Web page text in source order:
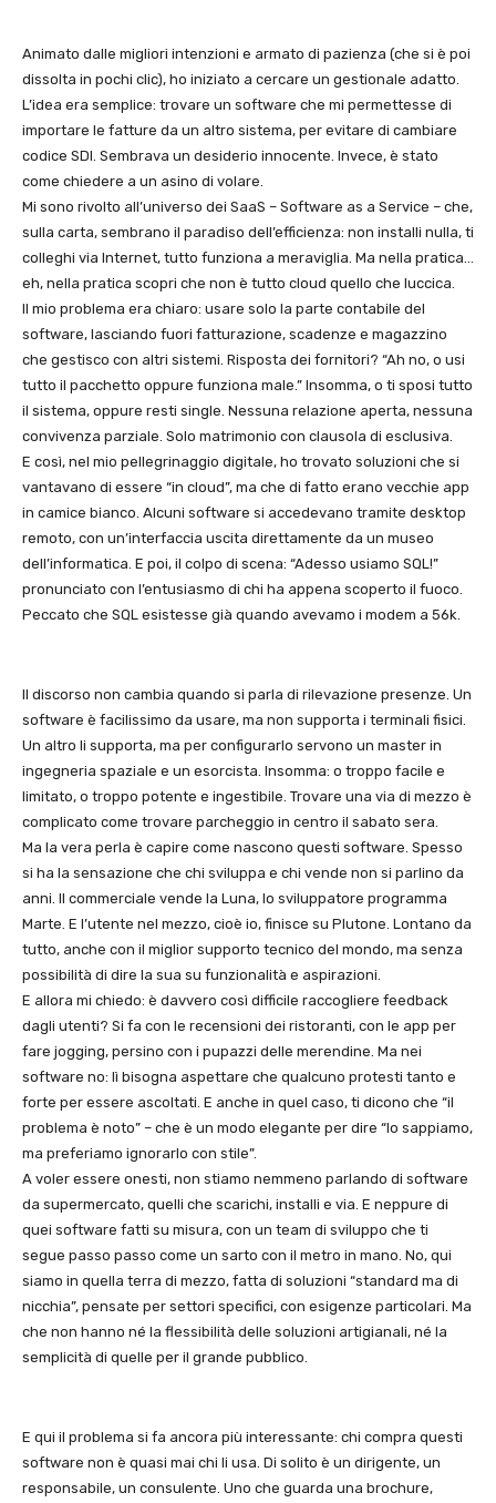
Animato dalle migliori intenzioni e armato di pazienza (che si è poi
dissolta in pochi clic), ho iniziato a cercare un gestionale adatto.
L’idea era semplice: trovare un software che mi permettesse di
importare le fatture da un altro sistema, per evitare di cambiare
codice SDI. Sembrava un desiderio innocente. Invece, è stato
come chiedere a un asino di volare.
Mi sono rivolto all’universo dei SaaS – Software as a Service – che,
sulla carta, sembrano il paradiso dell’efficienza: non installi nulla, ti
colleghi via Internet, tutto funziona a meraviglia. Ma nella pratica…
eh, nella pratica scopri che non è tutto cloud quello che luccica.
Il mio problema era chiaro: usare solo la parte contabile del
software, lasciando fuori fatturazione, scadenze e magazzino
che gestisco con altri sistemi. Risposta dei fornitori? “Ah no, o usi
tutto il pacchetto oppure funziona male.” Insomma, o ti sposi tutto
il sistema, oppure resti single. Nessuna relazione aperta, nessuna
convivenza parziale. Solo matrimonio con clausola di esclusiva.
E così, nel mio pellegrinaggio digitale, ho trovato soluzioni che si
vantavano di essere “in cloud”, ma che di fatto erano vecchie app
in camice bianco. Alcuni software si accedevano tramite desktop
remoto, con un’interfaccia uscita direttamente da un museo
dell’informatica. E poi, il colpo di scena: “Adesso usiamo SQL!”
pronunciato con l’entusiasmo di chi ha appena scoperto il fuoco.
Peccato che SQL esistesse già quando avevamo i modem a 56k.
Il discorso non cambia quando si parla di rilevazione presenze. Un
software è facilissimo da usare, ma non supporta i terminali fisici.
Un altro li supporta, ma per configurarlo servono un master in
ingegneria spaziale e un esorcista. Insomma: o troppo facile e
limitato, o troppo potente e ingestibile. Trovare una via di mezzo è
complicato come trovare parcheggio in centro il sabato sera.
Ma la vera perla è capire come nascono questi software. Spesso
si ha la sensazione che chi sviluppa e chi vende non si parlino da
anni. Il commerciale vende la Luna, lo sviluppatore programma
Marte. E l’utente nel mezzo, cioè io, finisce su Plutone. Lontano da
tutto, anche con il miglior supporto tecnico del mondo, ma senza
possibilità di dire la sua su funzionalità e aspirazioni.
E allora mi chiedo: è davvero così difficile raccogliere feedback
dagli utenti? Si fa con le recensioni dei ristoranti, con le app per
fare jogging, persino con i pupazzi delle merendine. Ma nei
software no: lì bisogna aspettare che qualcuno protesti tanto e
forte per essere ascoltati. E anche in quel caso, ti dicono che “il
problema è noto” – che è un modo elegante per dire “lo sappiamo,
ma preferiamo ignorarlo con stile”.
A voler essere onesti, non stiamo nemmeno parlando di software
da supermercato, quelli che scarichi, installi e via. E neppure di
quei software fatti su misura, con un team di sviluppo che ti
segue passo passo come un sarto con il metro in mano. No, qui
siamo in quella terra di mezzo, fatta di soluzioni “standard ma di
nicchia”, pensate per settori specifici, con esigenze particolari. Ma
che non hanno né la flessibilità delle soluzioni artigianali, né la
semplicità di quelle per il grande pubblico.
E qui il problema si fa ancora più interessante: chi compra questi
software non è quasi mai chi li usa. Di solito è un dirigente, un
responsabile, un consulente. Uno che guarda una brochure,